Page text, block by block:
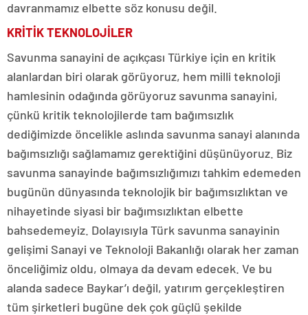
davranmamız elbette söz konusu değil.
KRİTİK TEKNOLOJİLER
Savunma sanayini de açıkçası Türkiye için en kritik
alanlardan biri olarak görüyoruz, hem milli teknoloji
hamlesinin odağında görüyoruz savunma sanayini,
çünkü kritik teknolojilerde tam bağımsızlık
dediğimizde öncelikle aslında savunma sanayi alanında
bağımsızlığı sağlamamız gerektiğini düşünüyoruz. Biz
savunma sanayinde bağımsızlığımızı tahkim edemeden
bugünün dünyasında teknolojik bir bağımsızlıktan ve
nihayetinde siyasi bir bağımsızlıktan elbette
bahsedemeyiz. Dolayısıyla Türk savunma sanayinin
gelişimi Sanayi ve Teknoloji Bakanlığı olarak her zaman
önceliğimiz oldu, olmaya da devam edecek. Ve bu
alanda sadece Baykar’ı değil, yatırım gerçekleştiren
tüm şirketleri bugüne dek çok güçlü şekilde